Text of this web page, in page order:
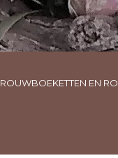
ROUWBOEKETTEN EN